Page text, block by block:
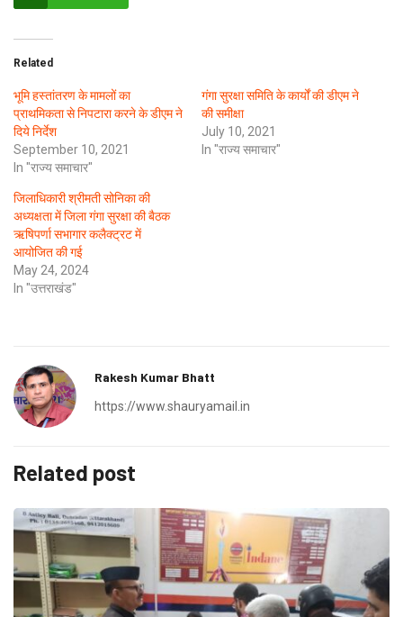
Related
भूमि हस्तांतरण के मामलों का
प्राथमिकता से निपटारा करने के डीएम ने
दिये निर्देश
September 10, 2021
In "राज्य समाचार"
गंगा सुरक्षा समिति के कार्यों की डीएम ने
की समीक्षा
July 10, 2021
In "राज्य समाचार"
जिलाधिकारी श्रीमती सोनिका की
अध्यक्षता में जिला गंगा सुरक्षा की बैठक
ऋषिपर्णा सभागार कलैक्ट्रट में
आयोजित की गई
May 24, 2024
In "उत्तराखंड"
Rakesh Kumar Bhatt
https://www.shauryamail.in
Related post